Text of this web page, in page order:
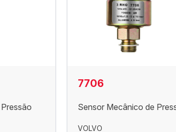
7706
Sensor Mecânico de
VOLVO